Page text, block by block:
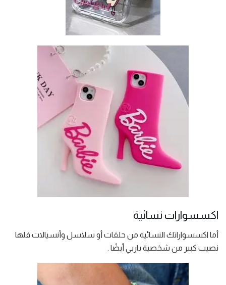
اكسسوارات نسائية
أما اكسسواراتك النسائية من حلقات أو سلاسل وأنسيالات فلها
نصيب كبير من شخصية باربي أيضًا .